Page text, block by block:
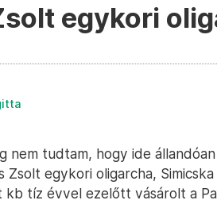
egykori
nem tudtam, hogy ide
Zsolt egykori oligarcha,
kb tíz évvel ezelőtt vásárolt a